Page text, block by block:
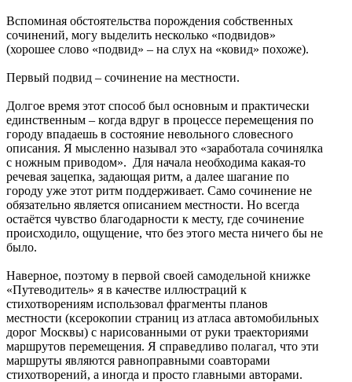
Вспоминая обстоятельства порождения собственных
сочинений, могу выделить несколько «подвидов»
(хорошее слово «подвид» – на слух на «ковид» похоже).
Первый подвид – сочинение на местности.
Долгое время этот способ был основным и практически
единственным – когда вдруг в процессе перемещения по
городу впадаешь в состояние невольного словесного
описания. Я мысленно называл это «заработала сочинялка
с ножным приводом». Для начала необходима какая-то
речевая зацепка, задающая ритм, а далее шагание по
городу уже этот ритм поддерживает. Само сочинение не
обязательно является описанием местности. Но всегда
остаётся чувство благодарности к месту, где сочинение
происходило, ощущение, что без этого места ничего бы не
было.
Наверное, поэтому в первой своей самодельной книжке
«Путеводитель» я в качестве иллюстраций к
стихотворениям использовал фрагменты планов
местности (ксерокопии страниц из атласа автомобильных
дорог Москвы) с нарисованными от руки траекториями
маршрутов перемещения. Я справедливо полагал, что эти
маршруты являются равноправными соавторами
стихотворений, а иногда и просто главными авторами.